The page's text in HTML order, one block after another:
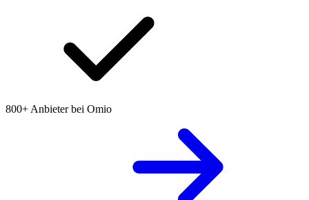
800+ Anbieter bei Omio